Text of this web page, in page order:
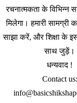
रचनात्मकता के विभिन्न
मिलेगा। हमारी सामग्री
साझा करें, और शिक्षा के
साथ जुड़ें।
धन्यवाद !
Contact us: